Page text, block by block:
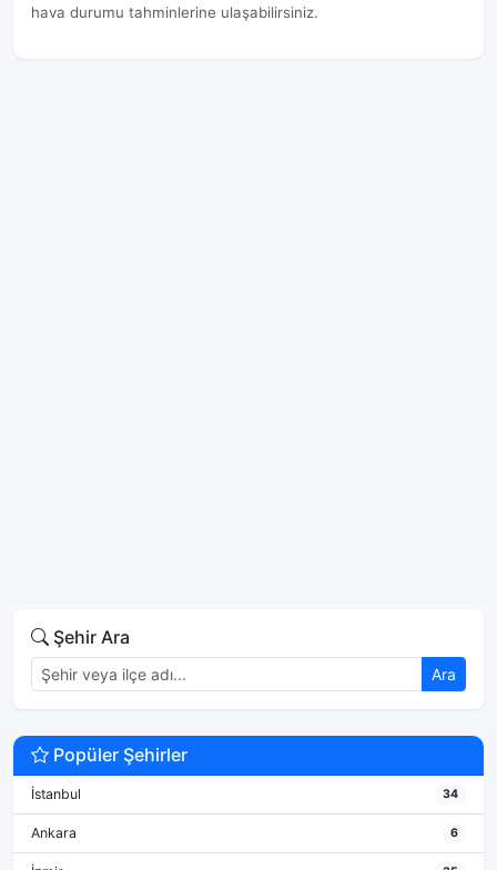
hava durumu tahminlerine ulaşabilirsiniz.
Şehir Ara
Ara
Popüler Şehirler
İstanbul 34
Ankara 6